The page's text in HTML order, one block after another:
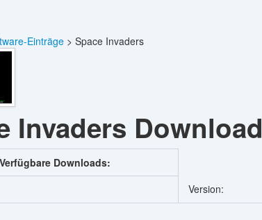
Einträge Space Invaders
Invaders Download
Verfügbare Downloads:
Version: